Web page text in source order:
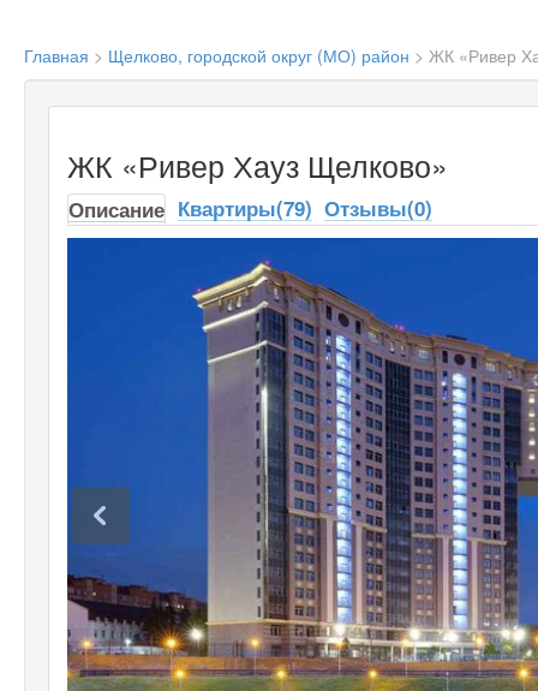
Главная > Щелково, городской округ (МО) район > ЖК «Ривер
ЖК «Ривер Хауз Щелково»
Описание Квартиры(79) Отзывы(0)